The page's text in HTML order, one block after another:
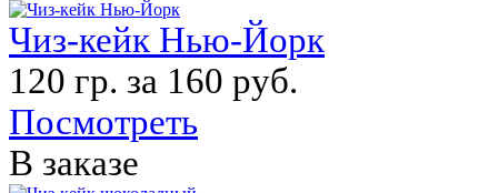
Чиз-кейк Нью-Йорк
120 гр. за 160 руб.
Посмотреть
В заказе